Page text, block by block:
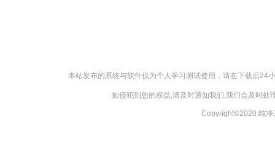
本站发布的系统与软件仅为个人学习测试使用，请在下载后24
如侵犯到您的权益,请及时通知我们,我们会及时
Copyright©2020 纯净